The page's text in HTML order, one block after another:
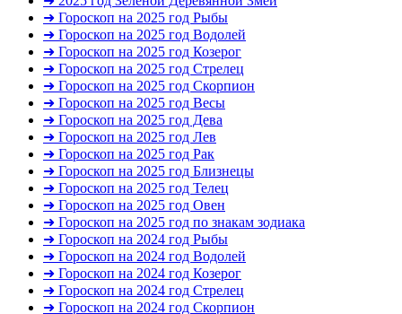
➜ Гороскоп на 2025 год Рыбы
➜ Гороскоп на 2025 год Водолей
➜ Гороскоп на 2025 год Козерог
➜ Гороскоп на 2025 год Стрелец
➜ Гороскоп на 2025 год Скорпион
➜ Гороскоп на 2025 год Весы
➜ Гороскоп на 2025 год Дева
➜ Гороскоп на 2025 год Лев
➜ Гороскоп на 2025 год Рак
➜ Гороскоп на 2025 год Близнецы
➜ Гороскоп на 2025 год Телец
➜ Гороскоп на 2025 год Овен
➜ Гороскоп на 2025 год по знакам зодиака
➜ Гороскоп на 2024 год Рыбы
➜ Гороскоп на 2024 год Водолей
➜ Гороскоп на 2024 год Козерог
➜ Гороскоп на 2024 год Стрелец
➜ Гороскоп на 2024 год Скорпион